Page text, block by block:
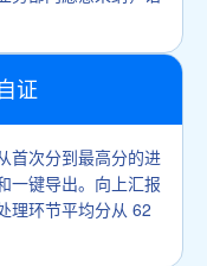
证
首次分到最高分的进
一键导出。向上汇报
理环节平均分从 62